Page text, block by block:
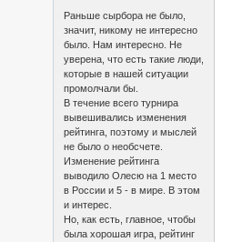
Раньше сырбора не было,
значит, никому не интересно
было. Нам интересно. Не
уверена, что есть такие люди,
которые в нашей ситуации
промолчали бы.
В течение всего турнира
вывешивались изменения
рейтинга, поэтому и мыслей
не было о необсчете.
Изменение рейтинга
выводило Олесю на 1 место
в России и 5 - в мире. В этом
и интерес.
Но, как есть, главное, чтобы
была хорошая игра, рейтинг